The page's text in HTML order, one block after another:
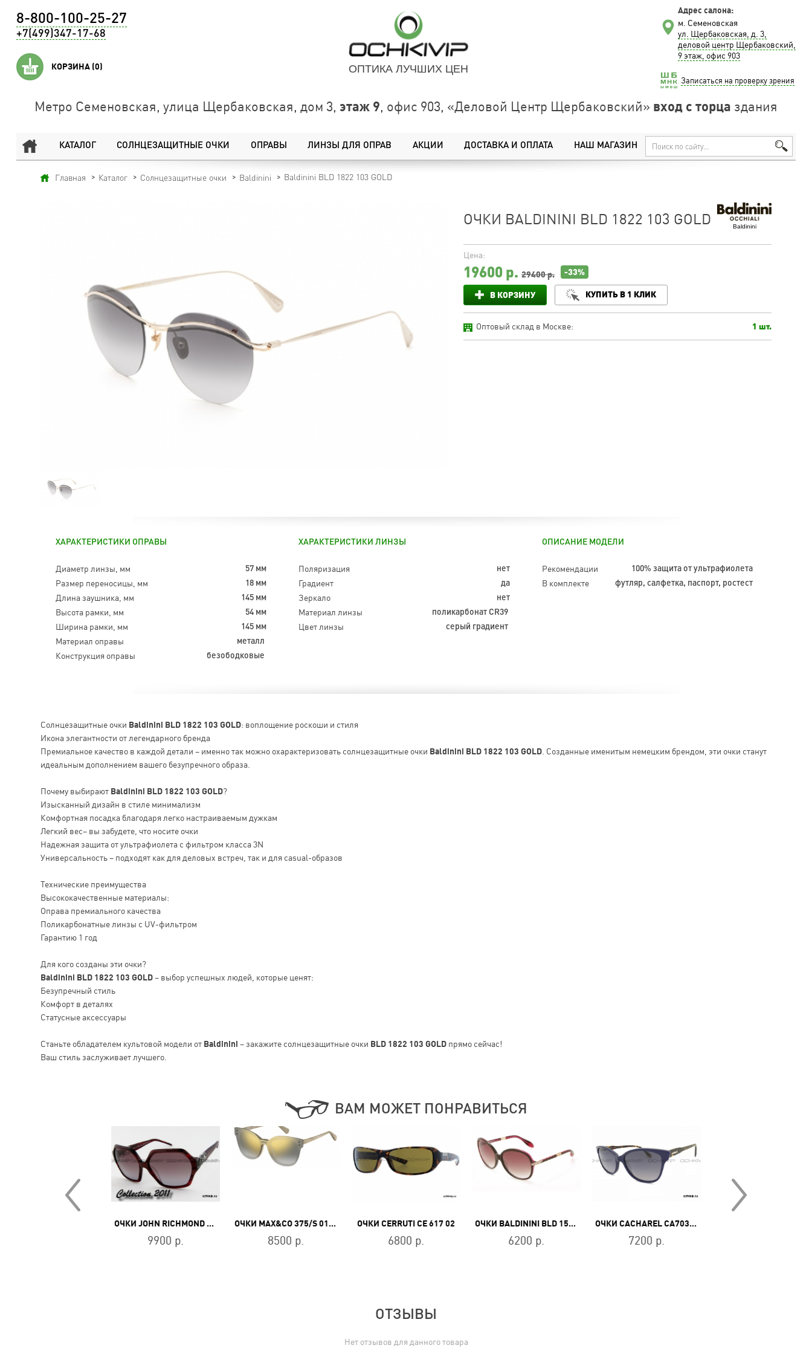
8-800-100-25-27
+7(499)347-17-68
КОРЗИНА (0) ОПТИКА ЛУЧШИХ ЦЕН
Адрес салона:
м. Семеновская
ул. Щербаковская, д. 3,
деловой центр Щербаковский,
9 этаж, офис 903
Записаться на проверку зрения
Метро Семеновская, улица Щербаковская, дом 3, этаж 9, офис 903, «Деловой Центр Щербаковский» вход с торца здания
КАТАЛОГ СОЛНЦЕЗАЩИТНЫЕ ОЧКИ ОПРАВЫ ЛИНЗЫ ДЛЯ ОПРАВ АКЦИИ ДОСТАВКА И ОПЛАТА НАШ МАГАЗИН
Главная Каталог Солнцезащитные очки Baldinini Baldinini BLD 1822 103 GOLD
Baldinini
ОЧКИ BALDININI BLD 1822 103 GOLD
Цена:
19600 р. 29400 р. -33%
В КОРЗИНУ КУПИТЬ В 1 КЛИК
Оптовый склад в Москве: 1 шт.
ХАРАКТЕРИСТИКИ ОПРАВЫ
Диаметр линзы, мм 57 мм
Размер переносицы, мм 18 мм
Длина заушника, мм 145 мм
Высота рамки, мм 54 мм
Ширина рамки, мм 145 мм
Материал оправы металл
Конструкция оправы безободковые
ХАРАКТЕРИСТИКИ ЛИНЗЫ
Поляризация нет
Градиент да
Зеркало нет
Материал линзы поликарбонат CR39
Цвет линзы серый градиент
ОПИСАНИЕ МОДЕЛИ
Рекомендации 100% защита от ультрафиолета
В комплекте футляр, салфетка, паспорт, ростест
Солнцезащитные очки Baldinini BLD 1822 103 GOLD: воплощение роскоши и стиля
Икона элегантности от легендарного бренда
Премиальное качество в каждой детали – именно так можно охарактеризовать солнцезащитные очки Baldinini BLD 1822 103 GOLD . Созданные именитым немецким брендом, эти очки станут
идеальным дополнением вашего безупречного образа.
Почему выбирают Baldinini BLD 1822 103 GOLD?
Изысканный дизайн в стиле минимализм
Комфортная посадка благодаря легко настраиваемым дужкам
Легкий вес– вы забудете, что носите очки
Надежная защита от ультрафиолета с фильтром класса 3N
Универсальность – подходят как для деловых встреч, так и для casual-образов
Технические преимущества
Высококачественные материалы:
Оправа премиального качества
Поликарбонатные линзы с UV-фильтром
Гарантию 1 год
Для кого созданы эти очки?
Baldinini BLD 1822 103 GOLD– выбор успешных людей, которые ценят:
Безупречный стиль
Комфорт в деталях
Статусные аксессуары
Станьте обладателем культовой модели от Baldinini – закажите солнцезащитные очки BLD 1822 103 GOLD прямо сейчас!
Ваш стиль заслуживает лучшего.
ВАМ МОЖЕТ ПОНРАВИТЬСЯ
ОЧКИ JOHN RICHMOND JR 695 03
9900 р.
ОЧКИ MAX&CO 375/S 016/9F
8500 р.
ОЧКИ CERRUTI CE 617 02
6800 р.
ОЧКИ BALDININI BLD 1502 201
6200 р.
ОЧКИ CACHAREL CA7035610
7200 р.
ОТЗЫВЫ
Нет отзывов для данного товара